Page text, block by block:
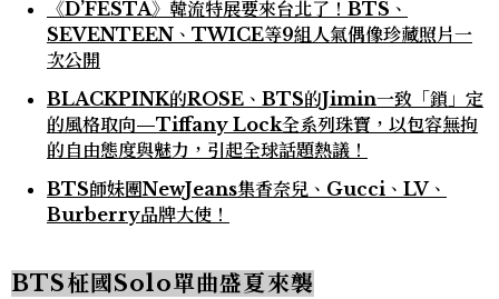
《D’FESTA》韓流特展要來台北了！BTS、
SEVENTEEN、TWICE等9組人氣偶像珍藏照片一
次公開
BLACKPINK的ROSE、BTS的Jimin一致「鎖」定
的風格取向—Tiffany Lock全系列珠寶，以包容無拘
的自由態度與魅力，引起全球話題熱議！
BTS師妹團NewJeans集香奈兒、Gucci、LV、
Burberry品牌大使！
BTS柾國Solo單曲盛夏來襲